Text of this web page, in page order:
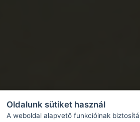
Oldalunk sütiket használ
A weboldal alapvető funkcióinak